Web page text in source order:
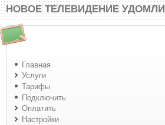
Перейти к основному содержанию
Skip to search
НОВОЕ ТЕЛЕВИДЕНИЕ УДОМЛИ
Главная
Услуги
Тарифы
Подключить
Оплатить
Настройки